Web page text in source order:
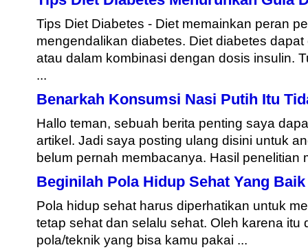
Tips Diet Diabetes - Diet memainkan peran
mengendalikan diabetes. Diet diabetes
atau dalam kombinasi dengan dosis insulin.
...
Benarkah Konsumsi Nasi Putih Itu
Hallo teman, sebuah berita penting saya
artikel. Jadi saya posting ulang disini untuk
belum pernah membacanya. Hasil penelitian
Beginilah Pola Hidup Sehat Yang Baik
Pola hidup sehat harus diperhatikan untuk
tetap sehat dan selalu sehat. Oleh karena itu
pola/teknik yang bisa kamu pakai ...